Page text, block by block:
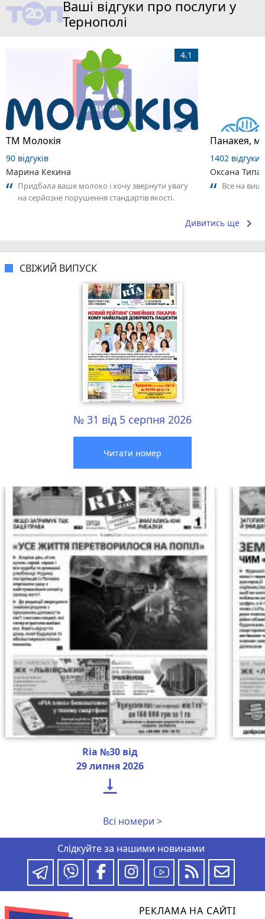
Ваші відгуки про послуги у
Тернополі
ТМ Молокія
4.1
90 відгуків
Марина Кекина
Придбала ваше молоко і хочу звернути увагу
на серйозне порушення стандартів якості.
Панакея,
1402 відгуки
Оксана Типа
Все на
Дивитись ще keyboard_arrow_right
СВІЖИЙ ВИПУСК
№ 31 від 5 серпня 2026
Читати номер
Ria №30 від
29 липня 2026

Всі номери >
Слідкуйте за нашими новинами
РЕКЛАМА НА САЙТІ